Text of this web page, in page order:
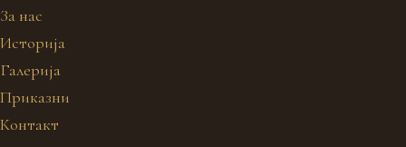
За нас
Историја
Галерија
Приказни
Контакт